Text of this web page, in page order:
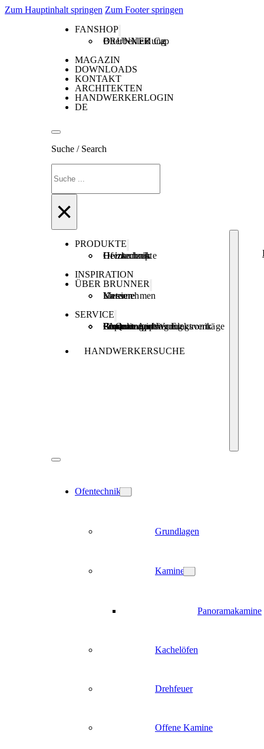
Zum Hauptinhalt springen Zum Footer springen
FANSHOP
Oberbekleidung
BRUNNER Cap
MAGAZIN
DOWNLOADS
KONTAKT
ARCHITEKTEN
HANDWERKERLOGIN
DE
Suche / Search
×
PRODUKTE
Ofentechnik
Heiztechnik
Heizkonzepte
INSPIRATION
ÜBER BRUNNER
Unternehmen
Karriere
Messen
SERVICE
Produktregistrierung
Brunner Apps
FAQ
Förderungen
Garantie und Wartungsverträge
Reparaturauftrag Elektronik
HANDWERKERSUCHE
Ofentechnik
Grundlagen
Kamine
Panoramakamine
Kachelöfen
Drehfeuer
Offene Kamine